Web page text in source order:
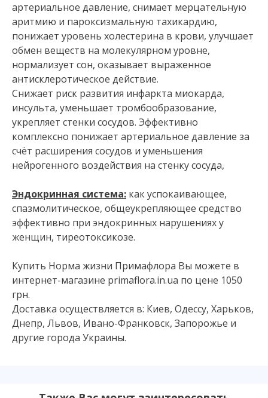
артериальное давление, снимает мерцательную
аритмию и пароксизмальную тахикардию,
понижает уровень холестерина в крови, улучшает
обмен веществ на молекулярном уровне,
нормализует сон, оказывает выраженное
антисклеротическое действие.
Снижает риск развития инфаркта миокарда,
инсульта, уменьшает тромбообразование,
укрепляет стенки сосудов. Эффективно
комплексно понижает артериальное давление за
счёт расширения сосудов и уменьшения
нейрогенного воздействия на стенку сосуда,
Эндокринная система: как успокаивающее,
спазмолитическое, общеукрепляющее средство
эффективно при эндокринных нарушениях у
женщин, тиреотоксикозе.
Купить Норма жизни Примафлора Вы можете в
интернет-магазине primaflora.in.ua по цене 1050
грн.
Доставка осуществляется в: Киев, Одессу, Харьков,
Днепр, Львов, Ивано-Франковск, Запорожье и
другие города Украины.